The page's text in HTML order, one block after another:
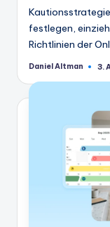
festlegen,
Richtlinien der
Geschrieben
Daniel Altman 3.